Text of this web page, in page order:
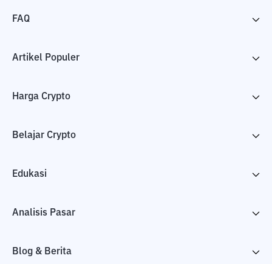
FAQ
Artikel Populer
Harga Crypto
Belajar Crypto
Edukasi
Analisis Pasar
Blog & Berita